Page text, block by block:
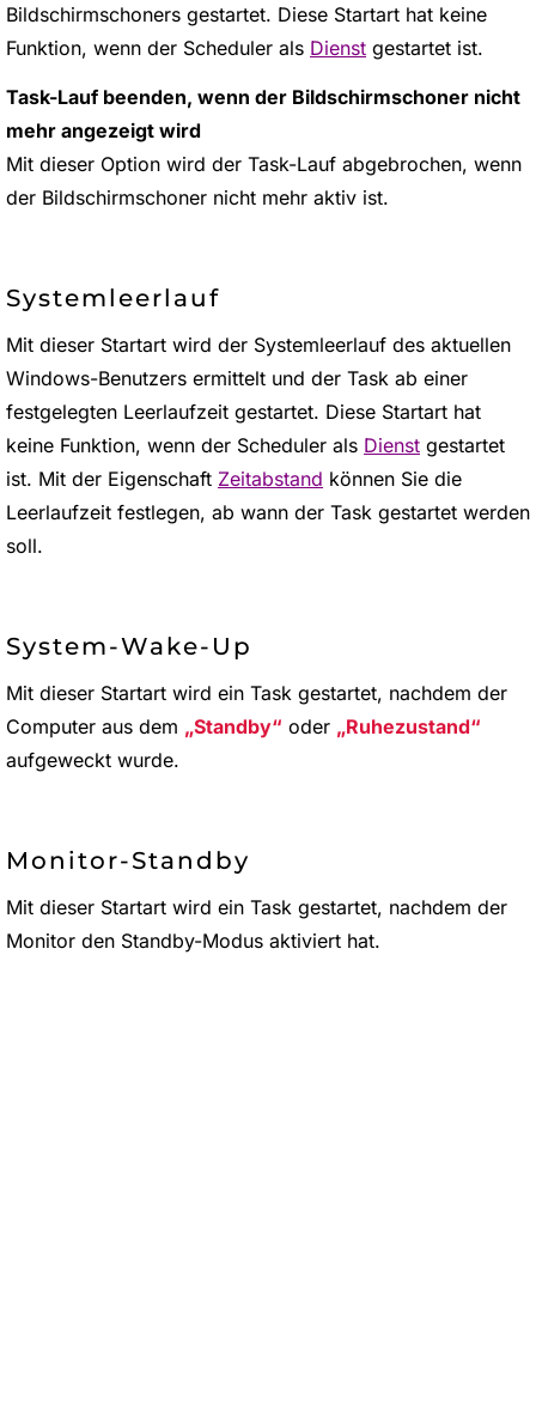
Bildschirmschoners gestartet. Diese Startart hat keine
Funktion, wenn der Scheduler als Dienst gestartet ist.
Task-Lauf beenden, wenn der Bildschirmschoner nicht
mehr angezeigt wird
Mit dieser Option wird der Task-Lauf abgebrochen, wenn
der Bildschirmschoner nicht mehr aktiv ist.
Systemleerlauf
Mit dieser Startart wird der Systemleerlauf des aktuellen
Windows-Benutzers ermittelt und der Task ab einer
festgelegten Leerlaufzeit gestartet. Diese Startart hat
keine Funktion, wenn der Scheduler als Dienst gestartet
ist. Mit der Eigenschaft Zeitabstand können Sie die
Leerlaufzeit festlegen, ab wann der Task gestartet werden
soll.
System-Wake-Up
Mit dieser Startart wird ein Task gestartet, nachdem der
Computer aus dem
Standby oder
Ruhezustand
aufgeweckt wurde.
Monitor-Standby
Mit dieser Startart wird ein Task gestartet, nachdem der
Monitor den Standby-Modus aktiviert hat.